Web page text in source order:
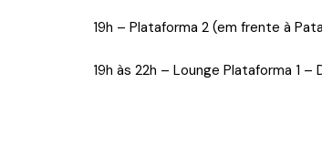
19h – Plataforma 2 (em frente à
19h às 22h – Lounge Plataforma 1 –